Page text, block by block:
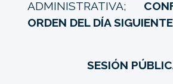
ADMINISTRATIVA;
ORDEN DEL DÍA
SESIÓN